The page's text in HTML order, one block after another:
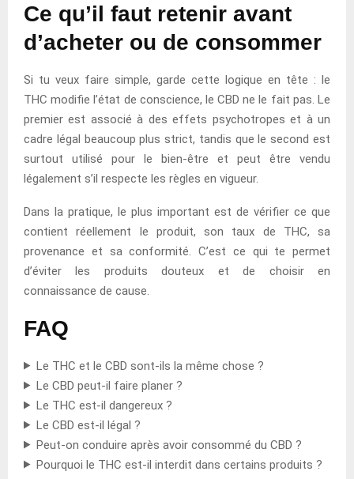
Ce qu’il faut retenir avant
d’acheter ou de consommer
Si tu veux faire simple, garde cette logique en tête : le
THC modifie l’état de conscience, le CBD ne le fait pas. Le
premier est associé à des effets psychotropes et à un
cadre légal beaucoup plus strict, tandis que le second est
surtout utilisé pour le bien-être et peut être vendu
légalement s’il respecte les règles en vigueur.
Dans la pratique, le plus important est de vérifier ce que
contient réellement le produit, son taux de THC, sa
provenance et sa conformité. C’est ce qui te permet
d’éviter les produits douteux et de choisir en
connaissance de cause.
FAQ
Le THC et le CBD sont-ils la même chose ?
Le CBD peut-il faire planer ?
Le THC est-il dangereux ?
Le CBD est-il légal ?
Peut-on conduire après avoir consommé du CBD ?
Pourquoi le THC est-il interdit dans certains produits ?